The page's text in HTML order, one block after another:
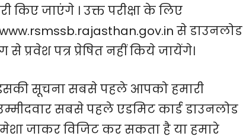
किए जाएंगे । उक्त परीक्षा के लिए
www.rsmssb.rajasthan.gov.in से डाउनलोड
से प्रवेश पत्र प्रेषित नहीं किये जायेंगे।
इसकी सूचना सबसे पहले आपको हमारी
सबसे पहले एडमिट कार्ड डाउनलोड
जाकर विजिट कर सकता है या हमारे